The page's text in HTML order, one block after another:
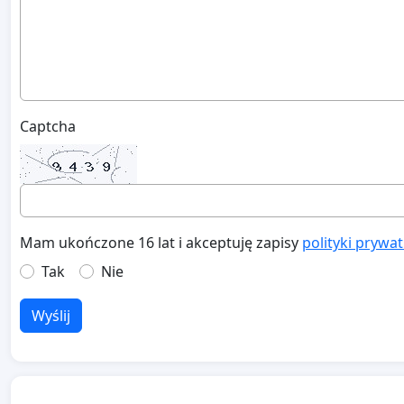
Captcha
Mam ukończone 16 lat i akceptuję zapisy polityki
Tak
Nie
Wyślij